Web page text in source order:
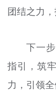
团结之力
下一
指引，筑
力，引领